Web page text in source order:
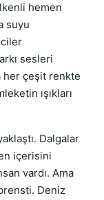
hemen
suyu
sesleri
her çeşit renkte
ışıkları
Dalgalar
içerisini
vardı. Ama
Deniz